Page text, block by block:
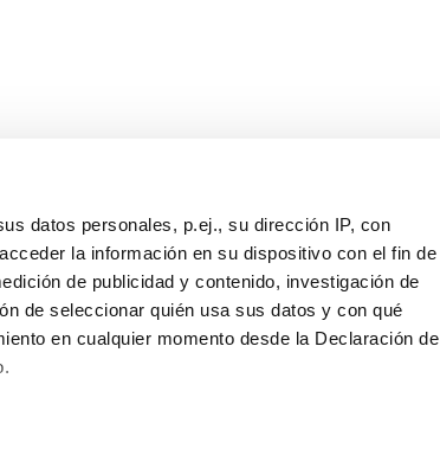
datos personales, p.ej., su dirección IP, con
la información en su dispositivo con el fin de
de publicidad y contenido, investigación de
de seleccionar quién usa sus datos y con qué
en cualquier momento desde la Declaración de